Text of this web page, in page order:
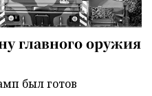
главного оружия
был готов